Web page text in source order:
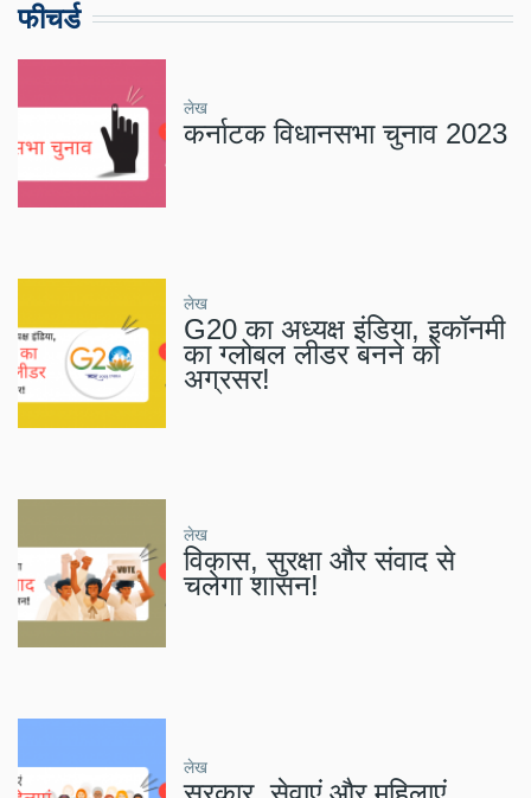
फीचर्ड
लेख
कर्नाटक विधानसभा चुनाव 2023
लेख
G20 का अध्यक्ष इंडिया, इकॉनमी
का ग्लोबल लीडर बनने को
अग्रसर!
लेख
विकास, सुरक्षा और संवाद से
चलेगा शासन!
लेख